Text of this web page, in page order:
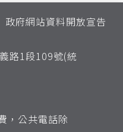
政府網站資料開放宣告
路1段109號(統
，公共電話除